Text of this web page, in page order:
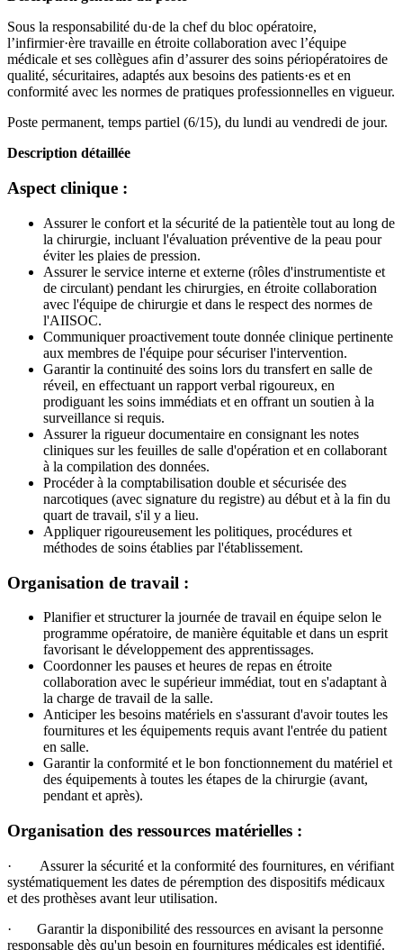
Sous la responsabilité du·de la chef du bloc opératoire,
l’infirmier·ère travaille en étroite collaboration avec l’équipe
médicale et ses collègues afin d’assurer des soins périopératoires de
qualité, sécuritaires, adaptés aux besoins des patients·es et en
conformité avec les normes de pratiques professionnelles en vigueur.
Poste permanent, temps partiel (6/15), du lundi au vendredi de jour.
Description détaillée
Aspect clinique :
Assurer le confort et la sécurité de la patientèle tout au long de
la chirurgie, incluant l'évaluation préventive de la peau pour
éviter les plaies de pression.
Assurer le service interne et externe (rôles d'instrumentiste et
de circulant) pendant les chirurgies, en étroite collaboration
avec l'équipe de chirurgie et dans le respect des normes de
l'AIISOC.
Communiquer proactivement toute donnée clinique pertinente
aux membres de l'équipe pour sécuriser l'intervention.
Garantir la continuité des soins lors du transfert en salle de
réveil, en effectuant un rapport verbal rigoureux, en
prodiguant les soins immédiats et en offrant un soutien à la
surveillance si requis.
Assurer la rigueur documentaire en consignant les notes
cliniques sur les feuilles de salle d'opération et en collaborant
à la compilation des données.
Procéder à la comptabilisation double et sécurisée des
narcotiques (avec signature du registre) au début et à la fin du
quart de travail, s'il y a lieu.
Appliquer rigoureusement les politiques, procédures et
méthodes de soins établies par l'établissement.
Organisation de travail :
Planifier et structurer la journée de travail en équipe selon le
programme opératoire, de manière équitable et dans un esprit
favorisant le développement des apprentissages.
Coordonner les pauses et heures de repas en étroite
collaboration avec le supérieur immédiat, tout en s'adaptant à
la charge de travail de la salle.
Anticiper les besoins matériels en s'assurant d'avoir toutes les
fournitures et les équipements requis avant l'entrée du patient
en salle.
Garantir la conformité et le bon fonctionnement du matériel et
des équipements à toutes les étapes de la chirurgie (avant,
pendant et après).
Organisation des ressources matérielles :
· Assurer la sécurité et la conformité des fournitures, en vérifiant
systématiquement les dates de péremption des dispositifs médicaux
et des prothèses avant leur utilisation.
· Garantir la disponibilité des ressources en avisant la personne
responsable dès qu'un besoin en fournitures médicales est identifié.